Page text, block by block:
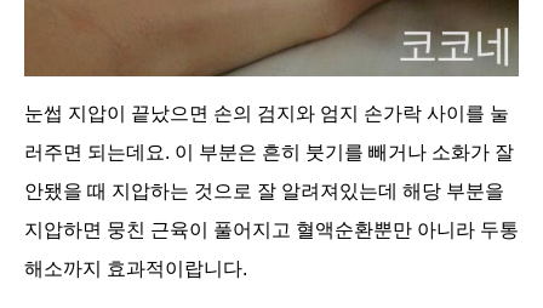
눈썹 지압이 끝났으면 손의 검지와 엄지 손가락 사이를 눌
러주면 되는데요. 이 부분은 흔히 붓기를 빼거나 소화가 잘
안됐을 때 지압하는 것으로 잘 알려져있는데 해당 부분을
지압하면 뭉친 근육이 풀어지고 혈액순환뿐만 아니라 두통
해소까지 효과적이랍니다.